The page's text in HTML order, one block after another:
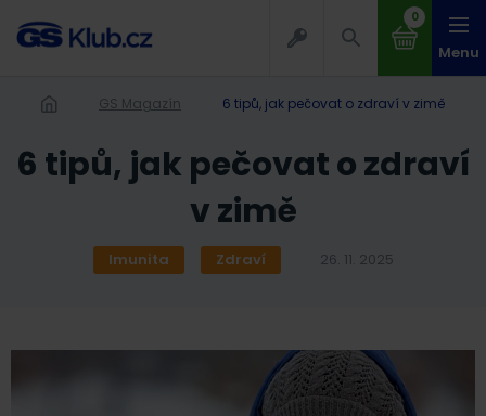
0
Menu
GS Magazín 6 tipů, jak pečovat o zdraví v zimě
6 tipů, jak pečovat o zdraví
v zimě
Imunita Zdraví 26. 11. 2025